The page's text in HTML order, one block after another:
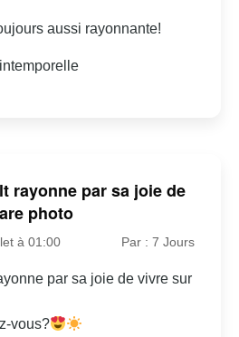
aussi rayonnante!
rayonne par sa joie de
photo
à 01:00 Par : 7 Jours
par sa joie de vivre sur
vous?